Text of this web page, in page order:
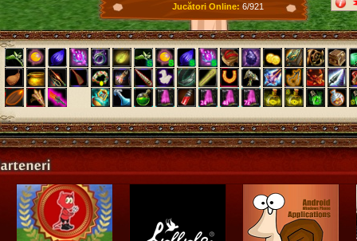
Jucători Online: 6/921